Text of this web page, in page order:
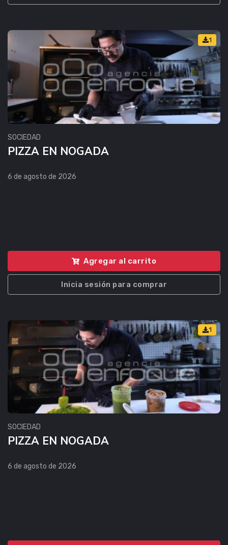
1
SOCIEDAD
PIZZA EN NOGADA
6 de agosto de 2026
Agregar al carrito
Inicia sesión para comprar
1
SOCIEDAD
PIZZA EN NOGADA
6 de agosto de 2026